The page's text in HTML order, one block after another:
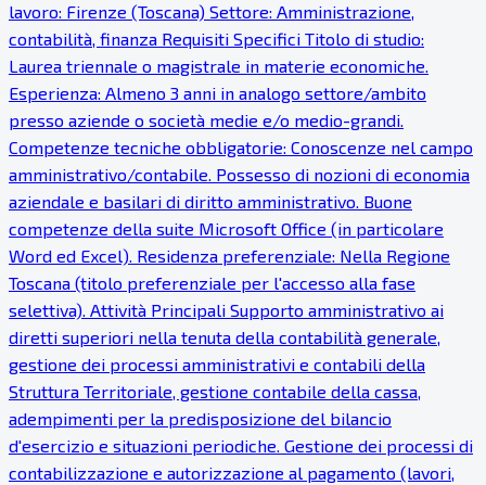
lavoro: Firenze (Toscana) Settore: Amministrazione,
contabilità, finanza Requisiti Specifici Titolo di studio:
Laurea triennale o magistrale in materie economiche.
Esperienza: Almeno 3 anni in analogo settore/ambito
presso aziende o società medie e/o medio-grandi.
Competenze tecniche obbligatorie: Conoscenze nel campo
amministrativo/contabile. Possesso di nozioni di economia
aziendale e basilari di diritto amministrativo. Buone
competenze della suite Microsoft Office (in particolare
Word ed Excel). Residenza preferenziale: Nella Regione
Toscana (titolo preferenziale per l'accesso alla fase
selettiva). Attività Principali Supporto amministrativo ai
diretti superiori nella tenuta della contabilità generale,
gestione dei processi amministrativi e contabili della
Struttura Territoriale, gestione contabile della cassa,
adempimenti per la predisposizione del bilancio
d'esercizio e situazioni periodiche. Gestione dei processi di
contabilizzazione e autorizzazione al pagamento (lavori,